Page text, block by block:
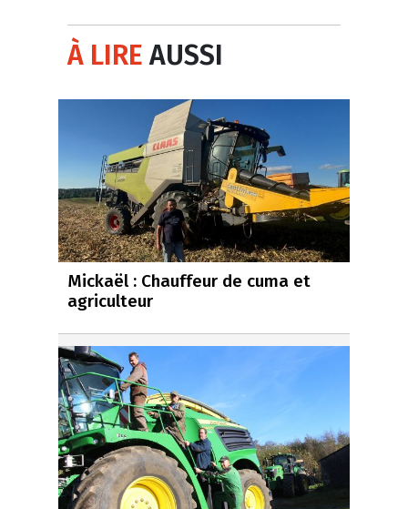
À LIREAUSSI
Mickaël : Chauffeur de cuma et
agriculteur